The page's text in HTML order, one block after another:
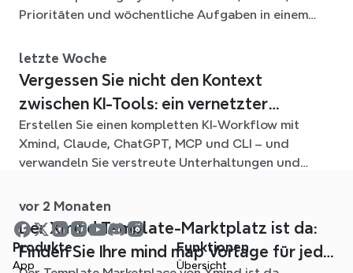
Prioritäten und wöchentliche Aufgaben in einem
verbindet.
letzte Woche
Vergessen Sie nicht den Kontext
zwischen KI-Tools: ein vernetzter
Workflow mit Xmind
Erstellen Sie einen kompletten KI-Workflow mit
Xmind, Claude, ChatGPT, MCP und CLI – und
verwandeln Sie verstreute Unterhaltungen und
vor 2 Monaten
Der Xmind Template-Marktplatz ist da:
Finden Sie Ihre mind map Vorlage für jede
Produkte
App
Funktionen
Übersicht